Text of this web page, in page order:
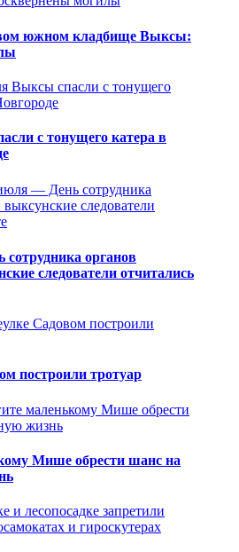
южном кладбище Выксы:
с тонущего катера в
органов
следователи отчитались
построили тротуар
Мише обрести шанс на